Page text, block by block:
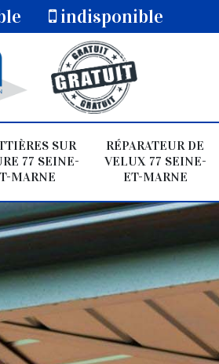
indisponible
SUR
77 SEINE-
MARNE
RÉPARATEUR DE
VELUX 77 SEINE-
ET-MARNE